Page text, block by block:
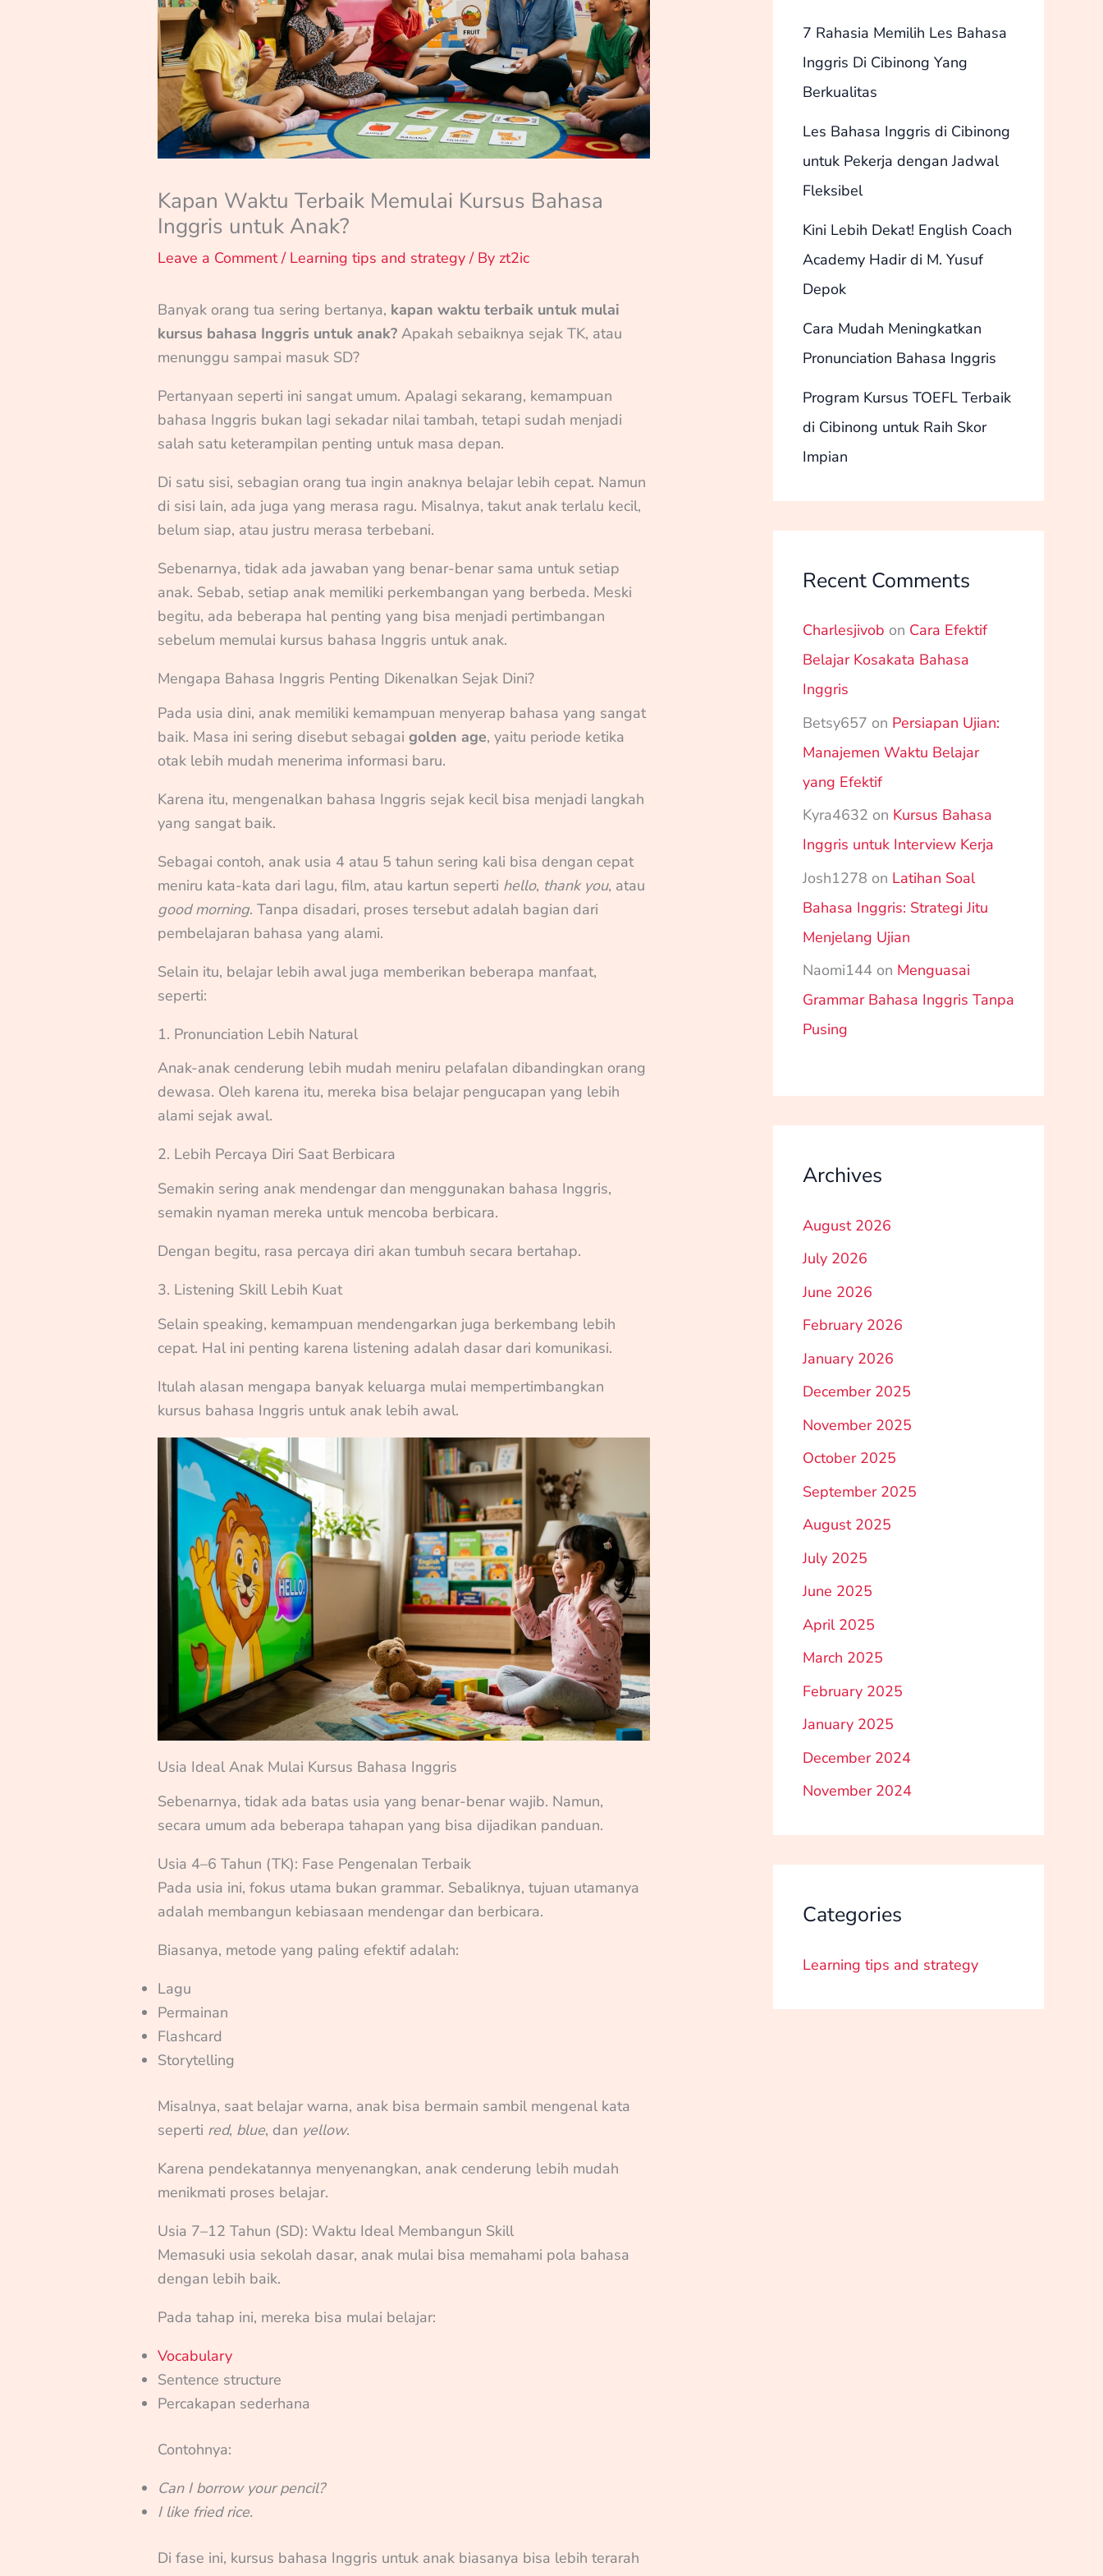
Kapan Waktu Terbaik Memulai Kursus Bahasa
Inggris untuk Anak?
Leave a Comment / Learning tips and strategy/ By zt2ic
Banyak orang tua sering bertanya, kapan waktu terbaik untuk mulai
kursus bahasa Inggris untuk anak? Apakah sebaiknya sejak TK, atau
menunggu sampai masuk SD?
Pertanyaan seperti ini sangat umum. Apalagi sekarang, kemampuan
bahasa Inggris bukan lagi sekadar nilai tambah, tetapi sudah menjadi
salah satu keterampilan penting untuk masa depan.
Di satu sisi, sebagian orang tua ingin anaknya belajar lebih cepat. Namun
di sisi lain, ada juga yang merasa ragu. Misalnya, takut anak terlalu kecil,
belum siap, atau justru merasa terbebani.
Sebenarnya, tidak ada jawaban yang benar-benar sama untuk setiap
anak. Sebab, setiap anak memiliki perkembangan yang berbeda. Meski
begitu, ada beberapa hal penting yang bisa menjadi pertimbangan
sebelum memulai kursus bahasa Inggris untuk anak.
Mengapa Bahasa Inggris Penting Dikenalkan Sejak Dini?
Pada usia dini, anak memiliki kemampuan menyerap bahasa yang sangat
baik. Masa ini sering disebut sebagaigolden age, yaitu periode ketika
otak lebih mudah menerima informasi baru.
Karena itu, mengenalkan bahasa Inggris sejak kecil bisa menjadi langkah
yang sangat baik.
Sebagai contoh, anak usia 4 atau 5 tahun sering kali bisa dengan cepat
meniru kata-kata dari lagu, film, atau kartun seperti hello, thank you, atau
good morning. Tanpa disadari, proses tersebut adalah bagian dari
pembelajaran bahasa yang alami.
Selain itu, belajar lebih awal juga memberikan beberapa manfaat,
seperti:
1. Pronunciation Lebih Natural
Anak-anak cenderung lebih mudah meniru pelafalan dibandingkan orang
dewasa. Oleh karena itu, mereka bisa belajar pengucapan yang lebih
alami sejak awal.
2. Lebih Percaya Diri Saat Berbicara
Semakin sering anak mendengar dan menggunakan bahasa Inggris,
semakin nyaman mereka untuk mencoba berbicara.
Dengan begitu, rasa percaya diri akan tumbuh secara bertahap.
3. Listening Skill Lebih Kuat
Selain speaking, kemampuan mendengarkan juga berkembang lebih
cepat. Hal ini penting karena listening adalah dasar dari komunikasi.
Itulah alasan mengapa banyak keluarga mulai mempertimbangkan
kursus bahasa Inggris untuk anak lebih awal.
Usia Ideal Anak Mulai Kursus Bahasa Inggris
Sebenarnya, tidak ada batas usia yang benar-benar wajib. Namun,
secara umum ada beberapa tahapan yang bisa dijadikan panduan.
Usia 4–6 Tahun (TK): Fase Pengenalan Terbaik
Pada usia ini, fokus utama bukan grammar. Sebaliknya, tujuan utamanya
adalah membangun kebiasaan mendengar dan berbicara.
Biasanya, metode yang paling efektif adalah:
Lagu
Permainan
Flashcard
Storytelling
Misalnya, saat belajar warna, anak bisa bermain sambil mengenal kata
seperti red, blue, dan yellow.
Karena pendekatannya menyenangkan, anak cenderung lebih mudah
menikmati proses belajar.
Usia 7–12 Tahun (SD): Waktu Ideal Membangun Skill
Memasuki usia sekolah dasar, anak mulai bisa memahami pola bahasa
dengan lebih baik.
Pada tahap ini, mereka bisa mulai belajar:
Vocabulary
Sentence structure
Percakapan sederhana
Contohnya:
Can I borrow your pencil?
I like fried rice.
Di fase ini, kursus bahasa Inggris untuk anak biasanya bisa lebih terarah
7 Rahasia Memilih Les Bahasa
Inggris Di Cibinong Yang
Berkualitas
Les Bahasa Inggris di Cibinong
untuk Pekerja dengan Jadwal
Fleksibel
Kini Lebih Dekat! English Coach
Academy Hadir di M. Yusuf
Depok
Cara Mudah Meningkatkan
Pronunciation Bahasa Inggris
Program Kursus TOEFL Terbaik
di Cibinong untuk Raih Skor
Impian
Recent Comments
Charlesjivob on Cara Efektif
Belajar Kosakata Bahasa
Inggris
Betsy657 on Persiapan Ujian:
Manajemen Waktu Belajar
yang Efektif
Kyra4632 on Kursus Bahasa
Inggris untuk Interview Kerja
Josh1278 on Latihan Soal
Bahasa Inggris: Strategi Jitu
Menjelang Ujian
Naomi144 on Menguasai
Grammar Bahasa Inggris Tanpa
Pusing
Archives
August 2026
July 2026
June 2026
February 2026
January 2026
December 2025
November 2025
October 2025
September 2025
August 2025
July 2025
June 2025
April 2025
March 2025
February 2025
January 2025
December 2024
November 2024
Categories
Learning tips and strategy